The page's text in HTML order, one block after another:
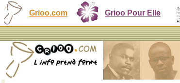
Grioo.com Grioo Pour Elle